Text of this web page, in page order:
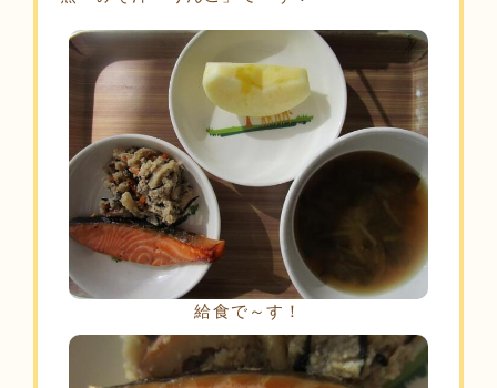
給食で～す！